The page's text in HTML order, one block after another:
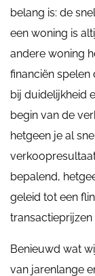
belang is: de
een woning is
andere woning
financiën spelen
bij duidelijkheid
begin van de
hetgeen je al
bepalend,
geleid tot een
Benieuwd wat
van jarenlange